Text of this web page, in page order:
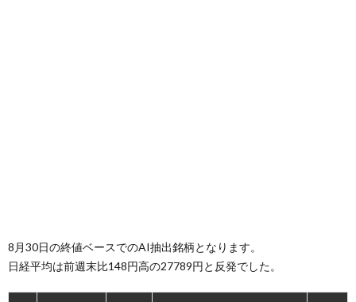
8月30日の終値ベースでのAI抽出銘柄となります。
日経平均は前週末比148円高の27789円と反発でした。